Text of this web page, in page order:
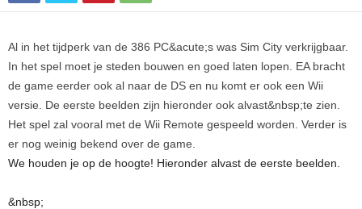
Al in het tijdperk van de 386 PC&acute;s was Sim City verkrijgbaar.
In het spel moet je steden bouwen en goed laten lopen. EA bracht
de game eerder ook al naar de DS en nu komt er ook een Wii
versie. De eerste beelden zijn hieronder ook alvast&nbsp;te zien.
Het spel zal vooral met de Wii Remote gespeeld worden. Verder is
er nog weinig bekend over de game.
We houden je op de hoogte! Hieronder alvast de eerste beelden.
&nbsp;